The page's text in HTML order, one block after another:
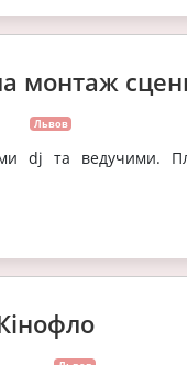
монтаж
Львов
dj та ведучими.